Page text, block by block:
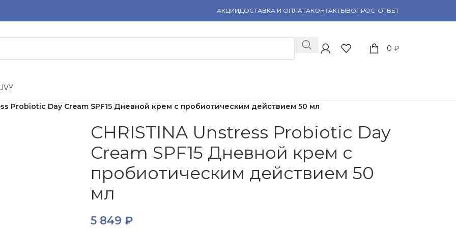
АКЦИИДОСТАВКА И ОПЛАТАКОНТАКТЫВОПРОС-ОТВЕТ
0 ₽
VY
Probiotic Day Cream SPF15 Дневной крем с пробиотическим действием 50 мл
CHRISTINA Unstress Probiotic Day
Cream SPF15 Дневной крем с
пробиотическим действием 50
мл
5 849 ₽